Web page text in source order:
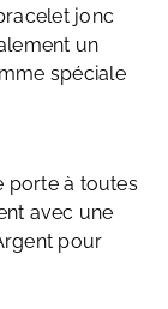
jonc
un
spéciale
porte à toutes
avec une
pour